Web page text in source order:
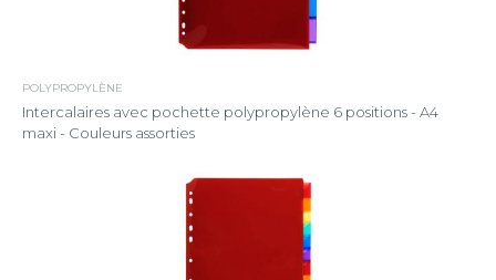
POLYPROPYLÈNE
Intercalaires avec pochette polypropylène 6 positions - A4
maxi - Couleurs assorties